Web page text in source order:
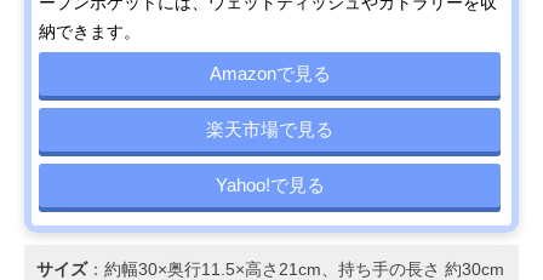
納できます。
Amazonで見る
楽天市場で見る
Yahoo!で見る
サイズ：約幅30×奥行11.5×高さ21cm、持ち手の長さ 約30cm